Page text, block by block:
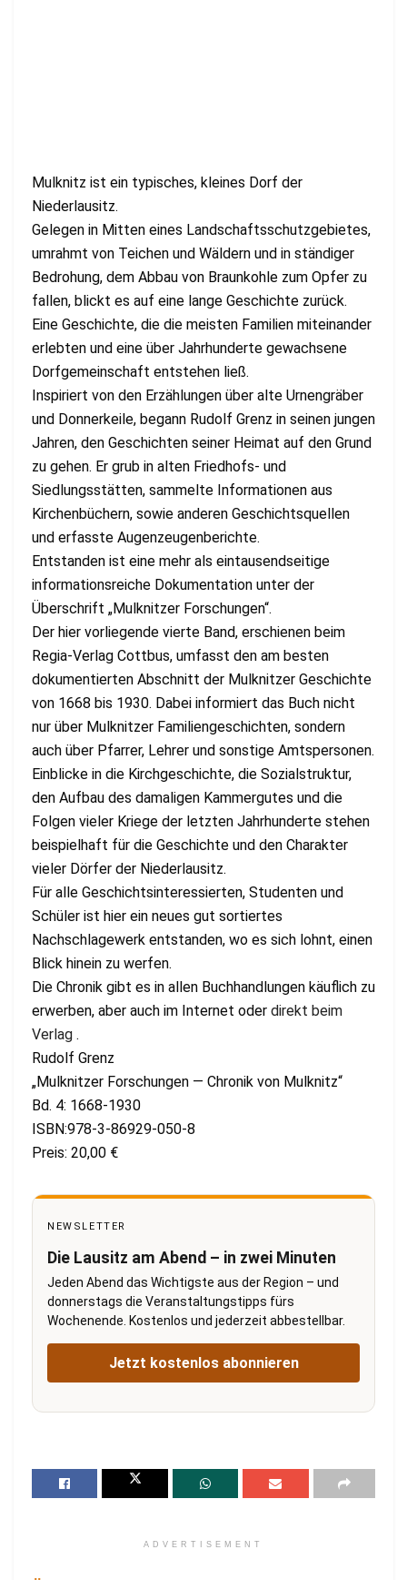
Mulknitz ist ein typisches, kleines Dorf der
Niederlausitz.
Gelegen in Mitten eines Landschaftsschutzgebietes,
umrahmt von Teichen und Wäldern und in ständiger
Bedrohung, dem Abbau von Braunkohle zum Opfer zu
fallen, blickt es auf eine lange Geschichte zurück.
Eine Geschichte, die die meisten Familien miteinander
erlebten und eine über Jahrhunderte gewachsene
Dorfgemeinschaft entstehen ließ.
Inspiriert von den Erzählungen über alte Urnengräber
und Donnerkeile, begann Rudolf Grenz in seinen jungen
Jahren, den Geschichten seiner Heimat auf den Grund
zu gehen. Er grub in alten Friedhofs- und
Siedlungsstätten, sammelte Informationen aus
Kirchenbüchern, sowie anderen Geschichtsquellen
und erfasste Augenzeugenberichte.
Entstanden ist eine mehr als eintausendseitige
informationsreiche Dokumentation unter der
Überschrift „Mulknitzer Forschungen“.
Der hier vorliegende vierte Band, erschienen beim
Regia-Verlag Cottbus, umfasst den am besten
dokumentierten Abschnitt der Mulknitzer Geschichte
von 1668 bis 1930. Dabei informiert das Buch nicht
nur über Mulknitzer Familiengeschichten, sondern
auch über Pfarrer, Lehrer und sonstige Amtspersonen.
Einblicke in die Kirchgeschichte, die Sozialstruktur,
den Aufbau des damaligen Kammergutes und die
Folgen vieler Kriege der letzten Jahrhunderte stehen
beispielhaft für die Geschichte und den Charakter
vieler Dörfer der Niederlausitz.
Für alle Geschichtsinteressierten, Studenten und
Schüler ist hier ein neues gut sortiertes
Nachschlagewerk entstanden, wo es sich lohnt, einen
Blick hinein zu werfen.
Die Chronik gibt es in allen Buchhandlungen käuflich zu
erwerben, aber auch im Internet oder direkt beim
Verlag .
Rudolf Grenz
„Mulknitzer Forschungen — Chronik von Mulknitz“
Bd. 4: 1668-1930
ISBN:978-3-86929-050-8
Preis: 20,00 €
NEWSLETTER
Die Lausitz am Abend – in zwei Minuten
Jeden Abend das Wichtigste aus der Region – und
donnerstags die Veranstaltungstipps fürs
Wochenende. Kostenlos und jederzeit abbestellbar.
Jetzt kostenlos abonnieren
ADVERTISEMENT